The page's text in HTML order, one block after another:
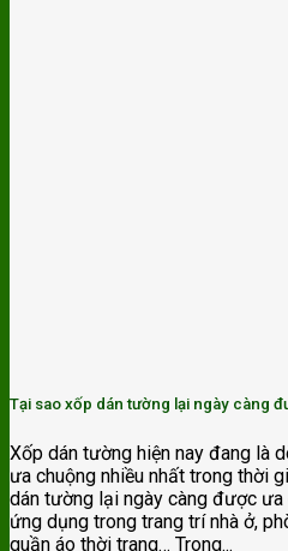
Tại sao xốp dán tường lại ngày càng
Xốp dán tường hiện nay đang là
ưa chuộng nhiều nhất trong thời
dán tường lại ngày càng được
ứng dụng trong trang trí nhà ở,
quần áo thời trang… Trong...